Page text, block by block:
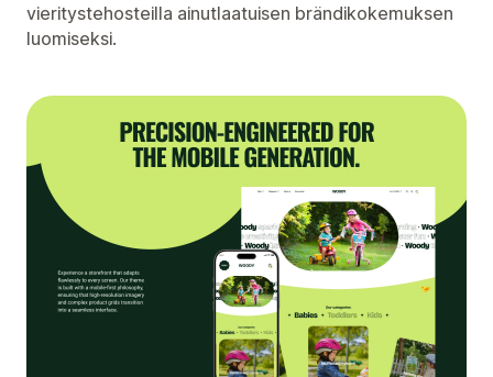
vieritystehosteilla ainutlaatuisen brändikokemuksen
luomiseksi.